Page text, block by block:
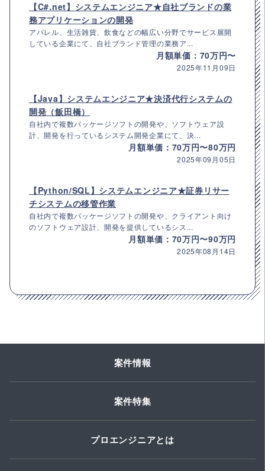
【C#.net】システムエンジニア★自社ブランドの業
務アプリケーションの開発
アパレル、生活雑貨、飲食などの幅広い分野でサービス展開
している企業にて、自社ブランド管理の業務ア...
月額単価：70万円〜
2025年11月09日
【Java】システムエンジニア★決済代行システムの
開発（飯田橋）
自社内で複数パッケージソフトの開発や、ソフトウェア設
計、開発を行っているシステム開発企業にて、決...
月額単価：70万円〜80万円
2025年09月05日
【Python/SQL】システムエンジニア★証券リサー
チシステムの移管作業
自社内で複数パッケージソフトの開発や、クライアント向け
のソフトウェア設計、開発を提供しているシス...
月額単価：70万円〜90万円
2025年08月14日
案件情報
案件特集
プロエンジニアとは